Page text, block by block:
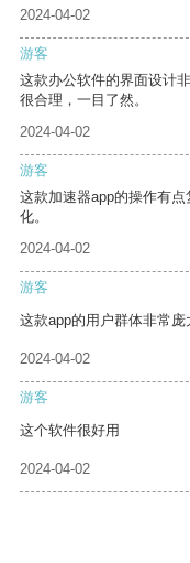
2024-04-02
游客
这款办公软件的界面设计
很合理，一目了然。
2024-04-02
游客
这款加速器app的操作有
化。
2024-04-02
游客
这款app的用户群体非常庞
2024-04-02
游客
这个软件很好用
2024-04-02